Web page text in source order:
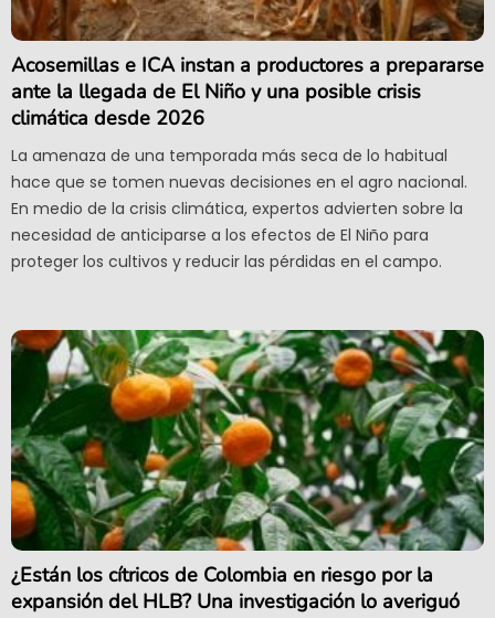
Acosemillas e ICA instan a productores a prepararse
ante la llegada de El Niño y una posible crisis
climática desde 2026
La amenaza de una temporada más seca de lo habitual
hace que se tomen nuevas decisiones en el agro nacional.
En medio de la crisis climática, expertos advierten sobre la
necesidad de anticiparse a los efectos de El Niño para
proteger los cultivos y reducir las pérdidas en el campo.
¿Están los cítricos de Colombia en riesgo por la
expansión del HLB? Una investigación lo averiguó